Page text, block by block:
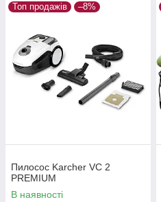
Топ продажів –8%
Пилосос Karcher VC 2
PREMIUM
В наявності